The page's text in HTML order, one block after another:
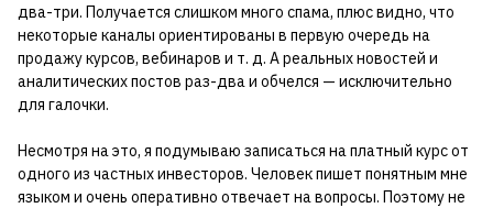
два-три. Получается слишком много спама, плюс видно, что
некоторые каналы ориентированы в первую очередь на
продажу курсов, вебинаров и т. д. А реальных новостей и
аналитических постов раз-два и обчелся — исключительно
для галочки.
Несмотря на это, я подумываю записаться на платный курс от
одного из частных инвесторов. Человек пишет понятным мне
языком и очень оперативно отвечает на вопросы. Поэтому не